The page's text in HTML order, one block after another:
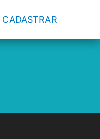
CADASTRAR